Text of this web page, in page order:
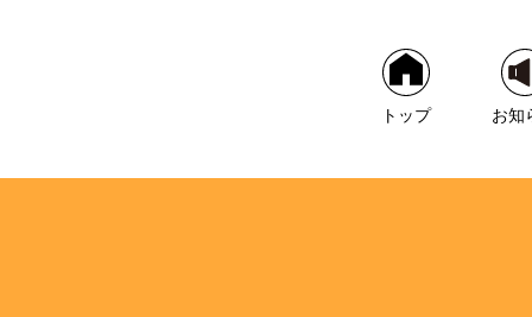
トップ お知